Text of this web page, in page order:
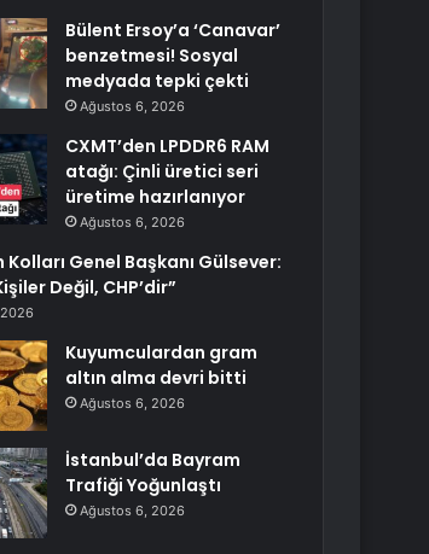
Bülent Ersoy’a ‘Canavar’
benzetmesi! Sosyal
medyada tepki çekti
Ağustos 6, 2026
CXMT’den LPDDR6 RAM
atağı: Çinli üretici seri
üretime hazırlanıyor
Ağustos 6, 2026
Kolları Genel Başkanı Gülsever:
Değil, CHP’dir”
Kuyumculardan gram
altın alma devri bitti
Ağustos 6, 2026
İstanbul’da Bayram
Trafiği Yoğunlaştı
Ağustos 6, 2026